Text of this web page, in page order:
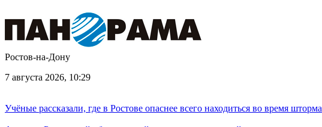
Ростов-на-Дону
7 августа 2026, 10:29
Учёные рассказали, где в Ростове опаснее всего находиться во время шторма